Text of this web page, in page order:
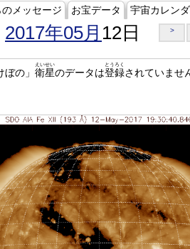
メッセージ お宝データ 宇宙カレン
2017年05月 12日 >
の」 衛星
えいせい
のデータは登録
とうろく
されていませ